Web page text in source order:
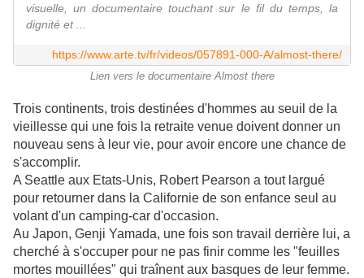
visuelle, un documentaire touchant sur le fil du temps, la
dignité et ...
https://www.arte.tv/fr/videos/057891-000-A/almost-there/
Lien vers le documentaire Almost there
Trois continents, trois destinées d'hommes au seuil de la
vieillesse qui une fois la retraite venue doivent donner un
nouveau sens à leur vie, pour avoir encore une chance de
s'accomplir.
A Seattle aux Etats-Unis, Robert Pearson a tout largué
pour retourner dans la Californie de son enfance seul au
volant d'un camping-car d'occasion.
Au Japon, Genji Yamada, une fois son travail derrière lui, a
cherché à s'occuper pour ne pas finir comme les "feuilles
mortes mouillées" qui traînent aux basques de leur femme.